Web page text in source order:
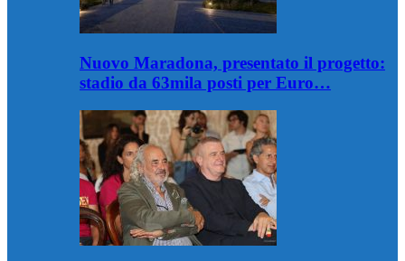
Nuovo Maradona, presentato il progetto:
stadio da 63mila posti per Euro…